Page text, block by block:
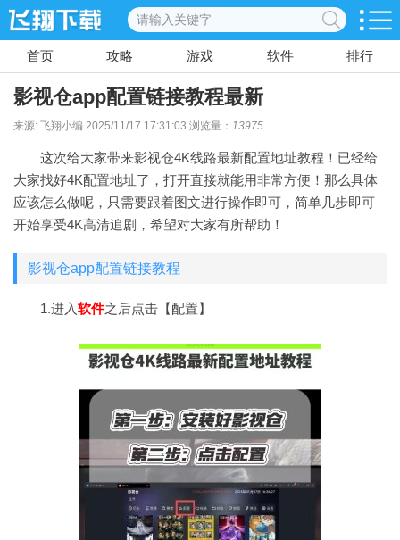
首页 攻略 游戏 软件 排行
影视仓app配置链接教程最新
来源: 飞翔小编 2025/11/17 17:31:03 浏览量： 13975
这次给大家带来影视仓4K线路最新配置地址教程！已经给
大家找好4K配置地址了，打开直接就能用非常方便！那么具体
应该怎么做呢，只需要跟着图文进行操作即可，简单几步即可
开始享受4K高清追剧，希望对大家有所帮助！
影视仓app配置链接教程
1.进入软件之后点击【配置】